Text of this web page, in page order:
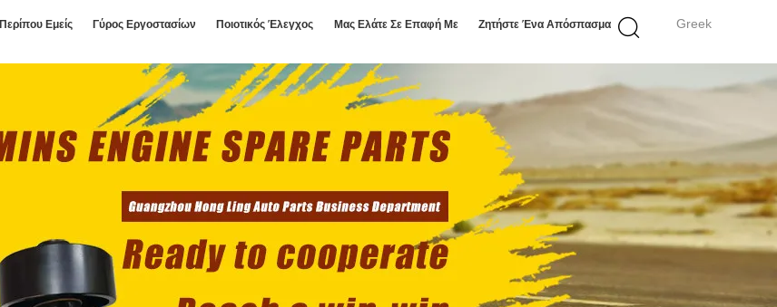
Greek
Περίπου Εμείς Γύρος Εργοστασίων Ποιοτικός Έλεγχος Μας Ελάτε Σε Επαφή Με Ζητήστε Ένα Απόσπασμα